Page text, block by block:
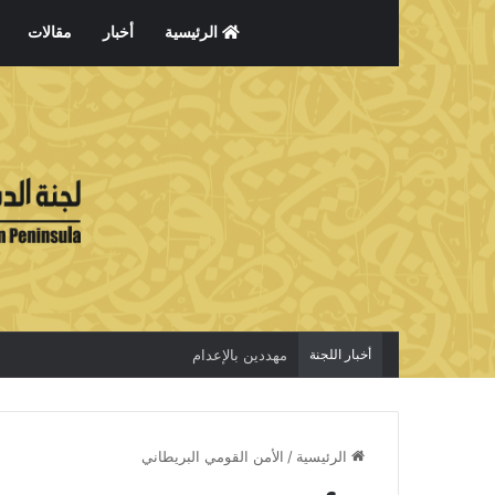
الرئيسية أخبار مقالات
أخبار اللجنة مهددين بالإعدام
الرئيسية / الأمن القومي البريطاني